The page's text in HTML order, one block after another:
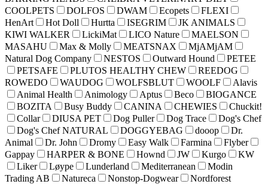
COOLPETS
DOLFOS DWAM Ecopets
FLEXI
HenArt
Hot Doll Hurtta ISEGRIM
JK ANIMALS
KIWI WALKER
LickiMat LICO Nature
MAELSON
MASAHU
Max & Molly MEATSNAX
MjAMjAM
Natural Dog Company
NESTOS Outward Hound
PETEE
PETSAFE
PLUTOS HEALTHY CHEW
REEDOG
ROWEDO
WAUDOG WOLFSBLUT WOOLF
Alavis
Animal Health
Animology Aptus Beco
BIOGANCE
BOZITA
Busy Buddy CANINA CHEWIES
Chuckit!
Collar
DIUSA PET Dog Puller Dog Trace
Dog's Chef
Dog's Chef NATURAL
DOGGYEBAG dooop
Dr.
Animal
Dr. John Dromy Easy Walk Farmina
Flyber
Gappay
HARPER & BONE Hownd JW Kurgo
KW
Liker
Løype Lunderland Mediterranean
Modin
Trading AB
Natureca Nonstop-Dogwear
Nordforest